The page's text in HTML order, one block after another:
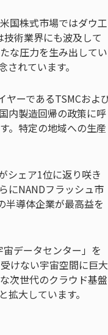
国株式市場ではダウ工
術業界にも波及して
な圧力を生み出してい
れています。
ヤーであるTSMCおよ
内製造回帰の政策に呼
。特定の地域への生産
シェア1位に返り咲き
にNANDフラッシュ市
半導体企業が最高益を
データセンター」を
けない宇宙空間に巨大
次世代のクラウド基盤
大しています。